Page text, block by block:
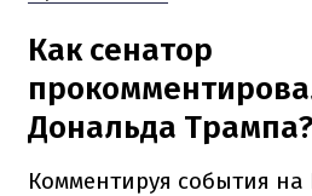
Как сенатор
Дональда Трампа?
Комментируя события